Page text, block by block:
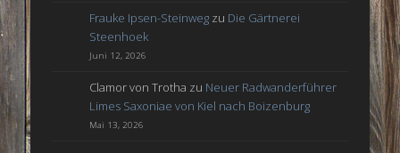
Frauke Ipsen-Steinweg zu Die Gärtnerei
Steenhoek
Juni 12, 2026
Clamor von Trotha zu Neuer Radwanderführer
Limes Saxoniae von Kiel nach Boizenburg
Mai 13, 2026